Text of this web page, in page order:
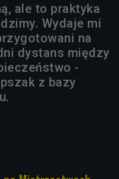
ale to praktyka
Wydaje mi
na
dystans między
-
z bazy